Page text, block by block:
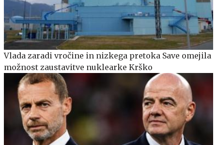
Vlada zaradi vročine in nizkega pretoka Save omejila
možnost zaustavitve nuklearke Krško